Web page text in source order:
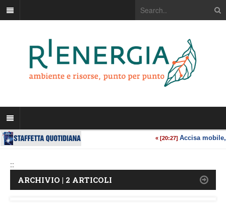
::
ARCHIVIO | 2 ARTICOLI